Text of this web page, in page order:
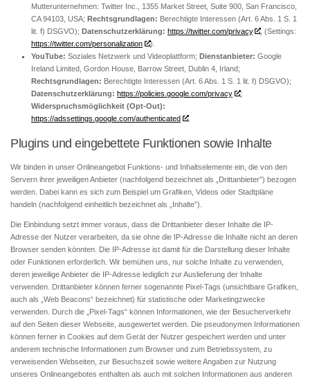
Mutterunternehmen: Twitter Inc., 1355 Market Street, Suite 900, San Francisco,
CA 94103, USA; Rechtsgrundlagen: Berechtigte Interessen (Art. 6 Abs. 1 S. 1
lit. f) DSGVO); Datenschutzerklärung: https://twitter.com/privacy
, (Settings:
https://twitter.com/personalization
).
YouTube: Soziales Netzwerk und Videoplattform; Dienstanbieter: Google
Ireland Limited, Gordon House, Barrow Street, Dublin 4, Irland;
Rechtsgrundlagen: Berechtigte Interessen (Art. 6 Abs. 1 S. 1 lit. f) DSGVO);
Datenschutzerklärung: https://policies.google.com/privacy
;
Widerspruchsmöglichkeit (Opt-Out):
https://adssettings.google.com/authenticated
.
Plugins und eingebettete Funktionen sowie Inhalte
Wir binden in unser Onlineangebot Funktions- und Inhaltselemente ein, die von den
Servern ihrer jeweiligen Anbieter (nachfolgend bezeichnet als „Drittanbieter”) bezogen
werden. Dabei kann es sich zum Beispiel um Grafiken, Videos oder Stadtpläne
handeln (nachfolgend einheitlich bezeichnet als „Inhalte”).
Die Einbindung setzt immer voraus, dass die Drittanbieter dieser Inhalte die IP-
Adresse der Nutzer verarbeiten, da sie ohne die IP-Adresse die Inhalte nicht an deren
Browser senden könnten. Die IP-Adresse ist damit für die Darstellung dieser Inhalte
oder Funktionen erforderlich. Wir bemühen uns, nur solche Inhalte zu verwenden,
deren jeweilige Anbieter die IP-Adresse lediglich zur Auslieferung der Inhalte
verwenden. Drittanbieter können ferner sogenannte Pixel-Tags (unsichtbare Grafiken,
auch als „Web Beacons“ bezeichnet) für statistische oder Marketingzwecke
verwenden. Durch die „Pixel-Tags“ können Informationen, wie der Besucherverkehr
auf den Seiten dieser Webseite, ausgewertet werden. Die pseudonymen Informationen
können ferner in Cookies auf dem Gerät der Nutzer gespeichert werden und unter
anderem technische Informationen zum Browser und zum Betriebssystem, zu
verweisenden Webseiten, zur Besuchszeit sowie weitere Angaben zur Nutzung
unseres Onlineangebotes enthalten als auch mit solchen Informationen aus anderen